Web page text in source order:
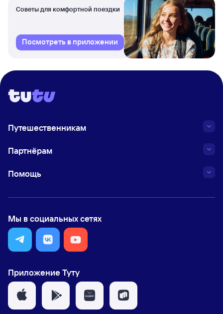
Советы для комфортной поездки
Посмотреть в приложении
Путешественникам
Партнёрам
Помощь
Мы в социальных сетях
Приложение Туту